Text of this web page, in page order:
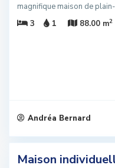
magnifique maison de
3
1 88.00 m2
Andréa Bernard
Maison